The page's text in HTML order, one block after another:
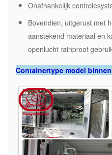
Onafhankelijk
Bovendien, uitgerust met
aanstekend materiaal en
openlucht rainproof
Containertype model